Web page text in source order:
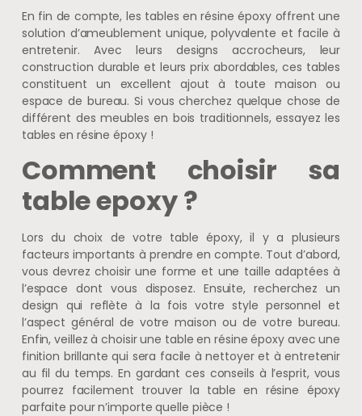
En fin de compte, les tables en résine époxy offrent une
solution d’ameublement unique, polyvalente et facile à
entretenir. Avec leurs designs accrocheurs, leur
construction durable et leurs prix abordables, ces tables
constituent un excellent ajout à toute maison ou
espace de bureau. Si vous cherchez quelque chose de
différent des meubles en bois traditionnels, essayez les
tables en résine époxy !
Comment choisir sa
table epoxy ?
Lors du choix de votre table époxy, il y a plusieurs
facteurs importants à prendre en compte. Tout d’abord,
vous devrez choisir une forme et une taille adaptées à
l’espace dont vous disposez. Ensuite, recherchez un
design qui reflète à la fois votre style personnel et
l’aspect général de votre maison ou de votre bureau.
Enfin, veillez à choisir une table en résine époxy avec une
finition brillante qui sera facile à nettoyer et à entretenir
au fil du temps. En gardant ces conseils à l’esprit, vous
pourrez facilement trouver la table en résine époxy
parfaite pour n’importe quelle pièce !